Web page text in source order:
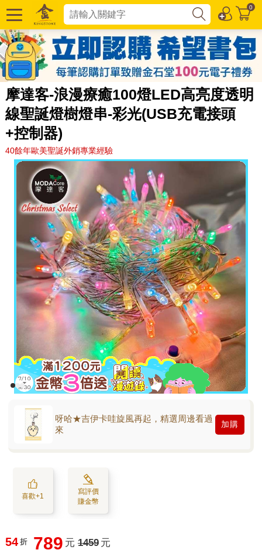
0
摩達客-浪漫療癒100燈LED高亮度透明
線聖誕燈樹燈串-彩光(USB充電接頭
+控制器)
40餘年歐美聖誕外銷專業經驗
呀哈★吉伊卡哇旋風再起，精選周邊看過
來
加購
喜歡+1
寫評價
賺金幣
54 折 789 元 1459 元